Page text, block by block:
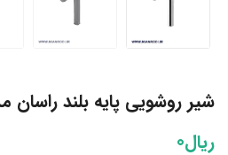
شیر روشویی پایه بلند راسان
ریال0